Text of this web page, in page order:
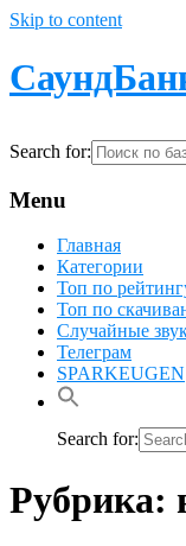
Skip to content
Search for:
Menu
Главная
Категории
Топ по
Топ по
Случайные
Телеграм
SPARKEUGEN
Search for:
Рубрика: